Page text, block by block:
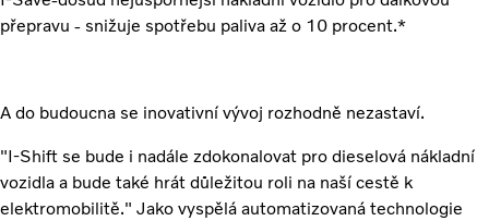
přepravu - snižuje spotřebu paliva až o 10 procent.*
A do budoucna se inovativní vývoj rozhodně nezastaví.
"I-Shift se bude i nadále zdokonalovat pro dieselová nákladní
vozidla a bude také hrát důležitou roli na naší cestě k
elektromobilitě." Jako vyspělá automatizovaná technologie